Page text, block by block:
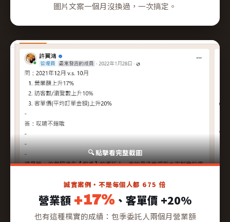
圖片文案一個月沒換過，一次搞定。
誠實案例・不是每個人都 675 倍
營業額 +17% 、客單價 +20%
也有這種樸實的成績：包季委託人兩個月營業額